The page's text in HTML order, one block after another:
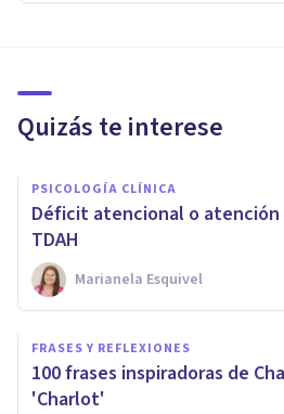
Quizás te interese
PSICOLOGÍA CLÍNICA
​Déficit atencional o
TDAH
Marianela Esquivel
FRASES Y REFLEXIONES
100 frases inspiradoras de
'Charlot'